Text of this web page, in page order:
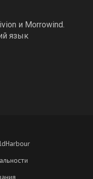
и Morrowind.
язык